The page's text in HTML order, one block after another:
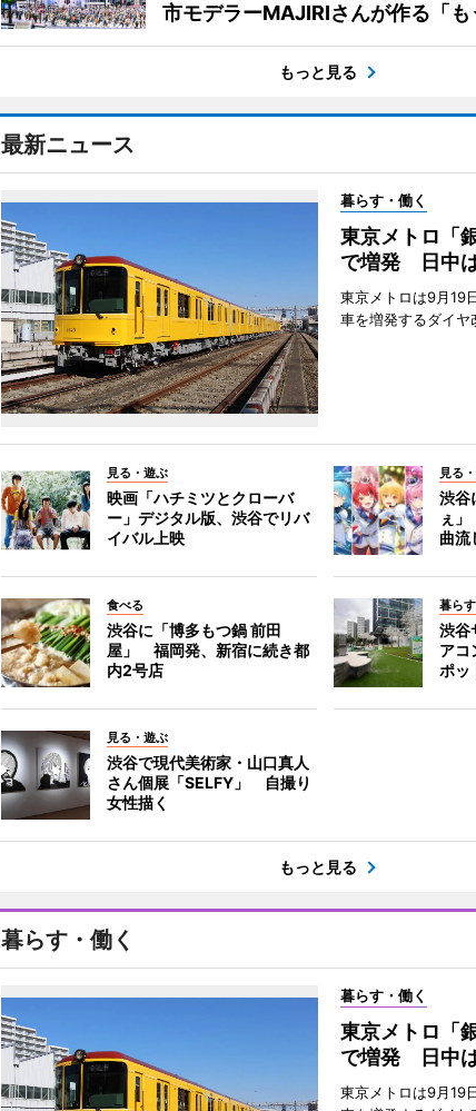
市モデラーMAJIRIさんが作る「も
もっと見る
最新ニュース
暮らす・働く
東京メトロ「
で増発 日中
東京メトロは9月19
車を増発するダイヤ
見る・遊ぶ
映画「ハチミツとクローバ
ー」デジタル版、渋谷でリバ
イバル上映
見る
渋谷
ぇ
曲流
食べる
渋谷に「博多もつ鍋 前田
屋」 福岡発、新宿に続き都
内2号店
暮ら
渋谷
アコ
ポッ
見る・遊ぶ
渋谷で現代美術家・山口真人
さん個展「SELFY」 自撮り
女性描く
もっと見る
暮らす・働く
暮らす・働く
東京メトロ「
で増発 日中
東京メトロは9月19